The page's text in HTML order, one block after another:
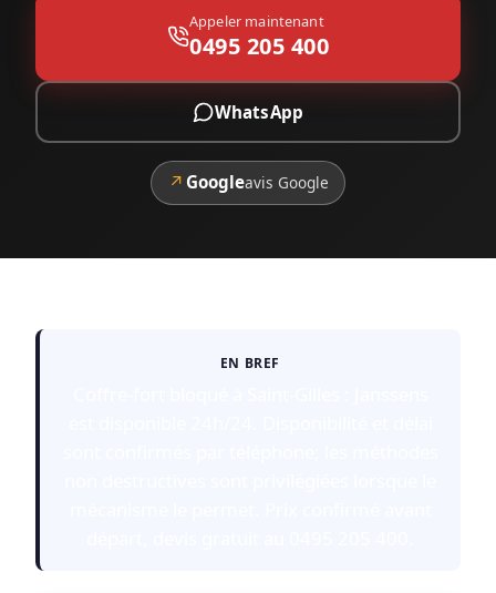
Appeler maintenant
0495 205 400
WhatsApp
↗ Googleavis Google
EN BREF